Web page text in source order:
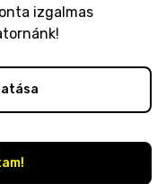
izgalmas